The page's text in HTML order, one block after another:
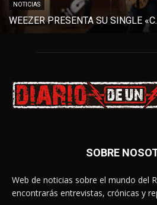
NOTICIAS
WEEZER PRESENTA SU SINGLE
SOBRE
Web de noticias sobre el mundo del
encontrarás entrevistas, crónicas y